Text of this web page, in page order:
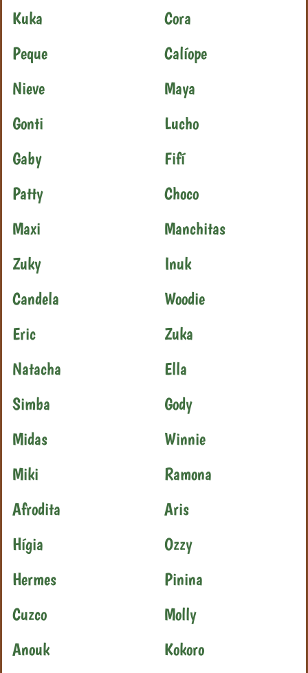
Kuka
Cora
Peque
Calíope
Nieve
Maya
Gonti
Lucho
Gaby
Fifí
Patty
Choco
Maxi
Manchitas
Zuky
Inuk
Candela
Woodie
Eric
Zuka
Natacha
Ella
Simba
Gody
Midas
Winnie
Miki
Ramona
Afrodita
Aris
Hígia
Ozzy
Hermes
Pinina
Cuzco
Molly
Anouk
Kokoro